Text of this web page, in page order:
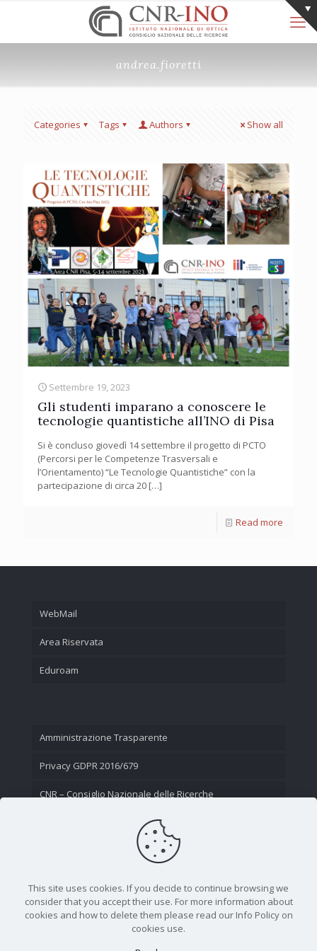
andrea.fioretti
Categories Tags Authors Show all
Settembre 19, 2023
Gli studenti imparano a conoscere le
tecnologie quantistiche all’INO di Pisa
Si è concluso giovedì 14 settembre il progetto di PCTO
(Percorsi per le Competenze Trasversali e
l’Orientamento) “Le Tecnologie Quantistiche” con la
partecipazione di circa 20 […]
Read more
WebMail
Area Riservata
Eduroam
Amministrazione Trasparente
Privacy GDPR 2016/679
CNR – Consiglio Nazionale delle Ricerche
This site uses cookies. If you decide to continue browsing we
consider that you accept their use. For more information about
cookies and how to delete them please read our Info Policy on
cookies use.